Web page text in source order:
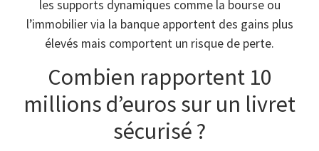
les supports dynamiques comme la bourse ou
l’immobilier via la banque apportent des gains plus
élevés mais comportent un risque de perte.
Combien rapportent 10
millions d’euros sur un livret
sécurisé ?